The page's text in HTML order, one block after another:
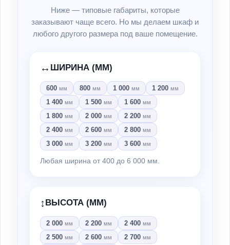
Ниже — типовые габариты, которые
заказывают чаще всего. Но мы делаем шкаф и
любого другого размера под ваше помещение.
↔️ ШИРИНА (ММ)
600 мм 800 мм 1 000 мм 1 200 мм
1 400 мм 1 500 мм 1 600 мм
1 800 мм 2 000 мм 2 200 мм
2 400 мм 2 600 мм 2 800 мм
3 000 мм 3 200 мм 3 600 мм
Любая ширина от 400 до 6 000 мм.
↕️ВЫСОТА (ММ)
2 000 мм 2 200 мм 2 400 мм
2 500 мм 2 600 мм 2 700 мм